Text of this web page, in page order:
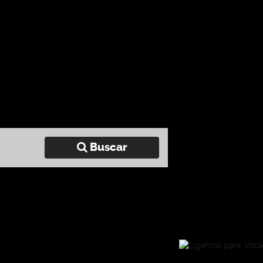
Buscar